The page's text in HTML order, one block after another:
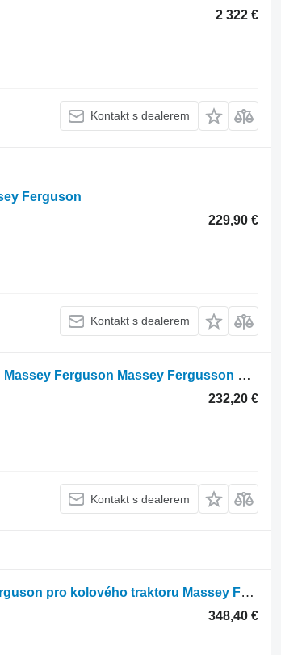
2 322 €
Kontakt s dealerem
Ferguson
229,90 €
Kontakt s dealerem
Hydraulická nádrž D28781816 pro sklízecí mlátičku Massey Ferguson Massey Fergusson MF 30
232,20 €
Kontakt s dealerem
Claas Hydraulické čerpadlo Ares Axion Massey Ferguson pro kolového traktoru Massey Ferguson Ares Axion
348,40 €